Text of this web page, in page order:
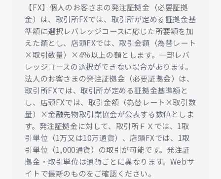
【FX】個人のお客さまの発注証拠金（必要証拠
金）は、取引所FXでは、取引所が定める証拠金基
準額に選択レバレッジコースに応じた所要額を加
えた額とし、店頭FXでは、取引金額（為替レート
×取引数量）×4%以上の額とします。一部レバ
レッジコースの選択ができない場合があります。
法人のお客さまの発注証拠金（必要証拠金）は、
取引所FXでは、取引所が定める証拠金基準額と
し、店頭FXでは、取引金額（為替レート×取引数
量）×金融先物取引業協会が公表する数値としま
す。発注証拠金に対して、取引所ＦＸでは、1取
引単位（1万又は10万通貨）、店頭FXでは、1取
引単位（1,000通貨）の取引が可能です。発注証
拠金・取引単位は通貨ごとに異なります。Webサ
イトで最新のものをご確認ください。